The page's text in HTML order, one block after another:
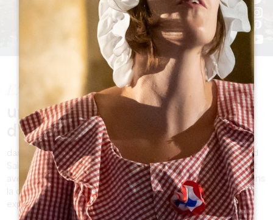
Explorez
un monde d'aventures et
d'évasion
dans notre rubrique dédiée aux activités de loisir du Grand
Saint-Emilionnais. Des moments palpitants vous attendent
avec nos propositions d'activités en famille, des visites dans
la cité, des escapades en nature ou encore des
expériences insolites ou gourmandes.